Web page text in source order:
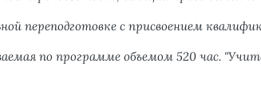
переподготовке с присвоением
по программе объемом 520 час.